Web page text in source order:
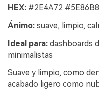
HEX: #2E4A72
Ánimo: suave, limpio,
Ideal para: dashboards
minimalistas
Suave y limpio, como
acabado ligero como